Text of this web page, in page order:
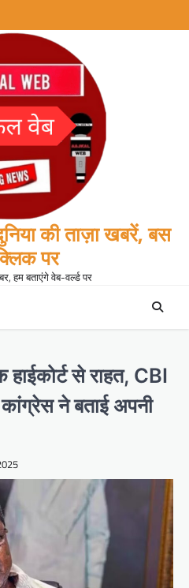
की ताज़ा खबरें, बस
पर
बताएंगे वेब-वर्ल्ड पर
हाईकोर्ट से राहत, CBI
ने बताई अपनी